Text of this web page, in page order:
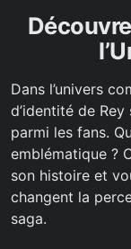
Dans l’univers
d’identité de
parmi les fans.
emblématique ?
son histoire et
changent la
saga.